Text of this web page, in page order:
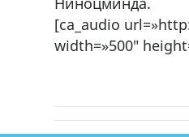
[ca_audio
width=»500″